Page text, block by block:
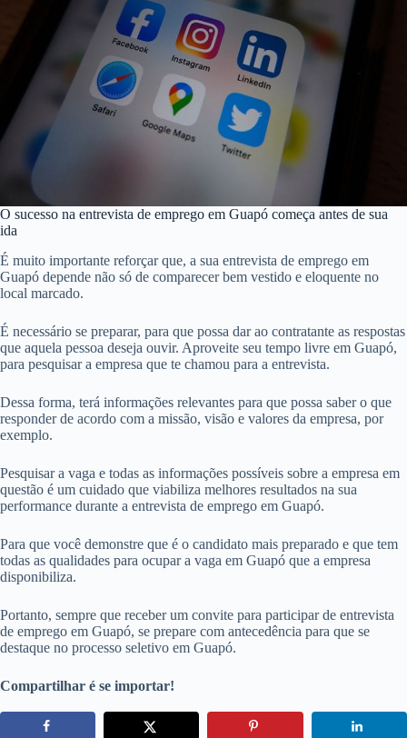
O sucesso na entrevista de emprego em Guapó começa antes de sua
ida
É muito importante reforçar que, a sua entrevista de emprego em
Guapó depende não só de comparecer bem vestido e eloquente no
local marcado.
É necessário se preparar, para que possa dar ao contratante as respostas
que aquela pessoa deseja ouvir. Aproveite seu tempo livre em Guapó,
para pesquisar a empresa que te chamou para a entrevista.
Dessa forma, terá informações relevantes para que possa saber o que
responder de acordo com a missão, visão e valores da empresa, por
exemplo.
Pesquisar a vaga e todas as informações possíveis sobre a empresa em
questão é um cuidado que viabiliza melhores resultados na sua
performance durante a entrevista de emprego em Guapó.
Para que você demonstre que é o candidato mais preparado e que tem
todas as qualidades para ocupar a vaga em Guapó que a empresa
disponibiliza.
Portanto, sempre que receber um convite para participar de entrevista
de emprego em Guapó, se prepare com antecedência para que se
destaque no processo seletivo em Guapó.
Compartilhar é se importar!